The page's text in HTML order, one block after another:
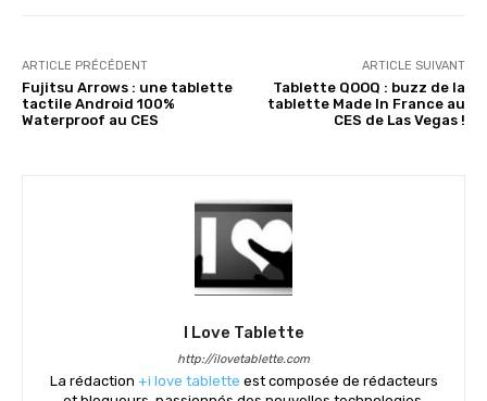
ARTICLE PRÉCÉDENT
Fujitsu Arrows : une tablette
tactile Android 100%
Waterproof au CES
ARTICLE SUIVANT
Tablette QOOQ : buzz de la
tablette Made In France au
CES de Las Vegas !
I Love Tablette
http://ilovetablette.com
La rédaction +i love tablette est composée de rédacteurs